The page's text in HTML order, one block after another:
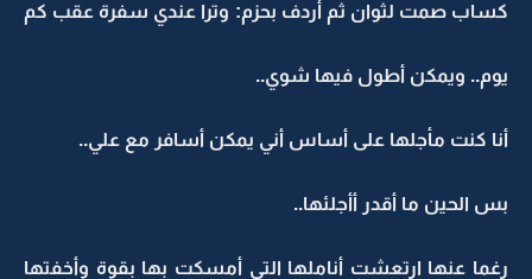
كساب صمت لثوان ثم أردف بحزم: وترا عندي سفرة عقب كم
يوم.. ويمكن أطول فيها شوي..
أنا كنت مأجلها على أساس أني يمكن أسافر مع علي..
بس الحين ما أقدر أأجلئها..
رغما عنها ارتعشت أناملها التي أمسكت بها بقوة وأخفتها